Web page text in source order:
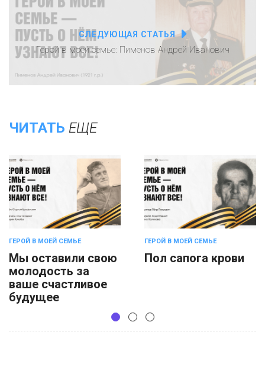
СЛЕДУЮЩАЯ СТАТЬЯ
Герой в моей семье: Пименов Андрей Иванович
ЧИТАТЬ ЕЩЕ
ГЕРОЙ В МОЕЙ СЕМЬЕ
Мы оставили свою
молодость за
ваше счастливое
будущее
ГЕРОЙ В МОЕЙ СЕМЬЕ
Пол сапога крови